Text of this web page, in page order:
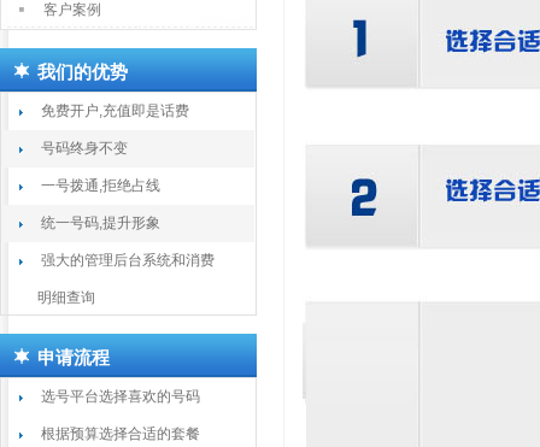
客户案例
我们的优势
免费开户,充值即是话费
号码终身不变
一号拨通,拒绝占线
统一号码,提升形象
强大的管理后台系统和消费
明细查询
申请流程
选号平台选择喜欢的号码
根据预算选择合适的套餐